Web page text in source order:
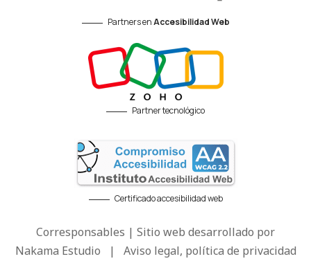
Partners enAccesibilidad Web
Partner tecnológico
Certificado accesibilidad web
Corresponsables | Sitio web desarrollado por
Nakama Estudio | Aviso legal, política de privacidad